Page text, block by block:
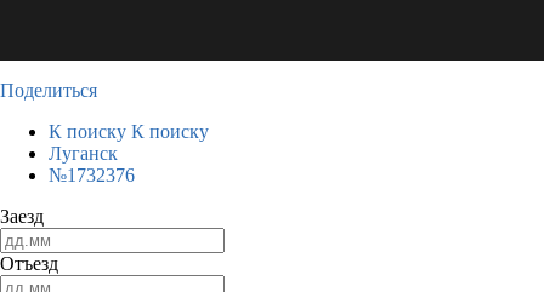
Поделиться
К поиску К поиску
Луганск
№1732376
Заезд
Отъезд